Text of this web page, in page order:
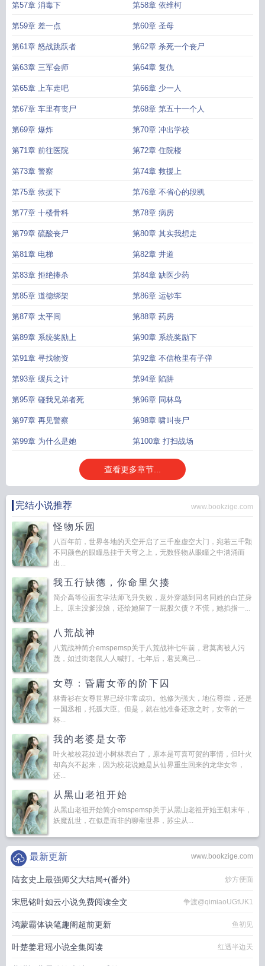
第57章 消毒下 第58章 依维柯
第59章 差一点 第60章 圣母
第61章 怒战跳跃者 第62章 杀死一个丧尸
第63章 三军会师 第64章 复仇
第65章 上车走吧 第66章 少一人
第67章 车里有丧尸 第68章 第五十一个人
第69章 爆炸 第70章 冲出学校
第71章 前往医院 第72章 住院楼
第73章 警察 第74章 救援上
第75章 救援下 第76章 不省心的段凯
第77章 十楼骨科 第78章 病房
第79章 硫酸丧尸 第80章 其实我想走
第81章 电梯 第82章 井道
第83章 拒绝捧杀 第84章 缺医少药
第85章 道德绑架 第86章 运钞车
第87章 太平间 第88章 药房
第89章 系统奖励上 第90章 系统奖励下
第91章 寻找物资 第92章 不信枪里有子弹
第93章 缓兵之计 第94章 陷阱
第95章 碰我兄弟者死 第96章 同林鸟
第97章 再见警察 第98章 啸叫丧尸
第99章 为什么是她 第100章 打扫战场
查看更多章节...
完结小说推荐 www.bookzige.com
怪物乐园
八百年前，世界各地的天空开启了三千座虚空大门，宛若三千颗
不同颜色的眼瞳悬挂于天穹之上，无数怪物从眼瞳之中汹涌而
出...
我五行缺德，你命里欠揍
简介高等位面玄学法师飞升失败，意外穿越到同名同姓的白芷身
上。原主没爹没娘，还给她留了一屁股欠债？不慌，她掐指一...
八荒战神
八荒战神简介emspemsp关于八荒战神七年前，君莫离被人污
蔑，如过街老鼠人人喊打。七年后，君莫离已...
女尊：昏庸女帝的阶下囚
林青衫在女尊世界已经非常成功。他修为强大，地位尊崇，还是
一国丞相，托孤大臣。但是，就在他准备还政之时，女帝的一
杯...
我的老婆是女帝
叶火被校花拉进小树林表白了，原本是可喜可贺的事情，但叶火
却高兴不起来，因为校花说她是从仙界重生回来的龙华女帝，
还...
从黑山老祖开始
从黑山老祖开始简介emspemsp关于从黑山老祖开始王朝末年，
妖魔乱世，在似是而非的聊斋世界，苏尘从...
www.bookzige.com
最新更新
陆玄史上最强师父大结局+(番外) 炒方便面
宋思铭叶如云小说免费阅读全文 争渡@qimiaoUGtUK1
鸿蒙霸体诀笔趣阁超前更新 鱼初见
叶楚姜君瑶小说全集阅读 红透半边天